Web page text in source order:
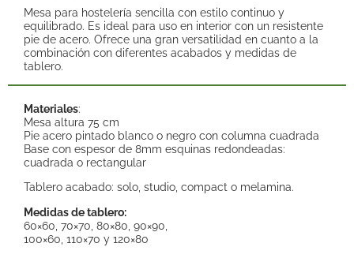
Mesa para hostelería sencilla con estilo continuo y
equilibrado. Es ideal para uso en interior con un resistente
pie de acero. Ofrece una gran versatilidad en cuanto a la
combinación con diferentes acabados y medidas de
tablero.
Materiales:
Mesa altura 75 cm
Pie acero pintado blanco o negro con columna cuadrada
Base con espesor de 8mm esquinas redondeadas:
cuadrada o rectangular
Tablero acabado: solo, studio, compact o melamina.
Medidas de tablero:
60×60, 70×70, 80×80, 90×90,
100×60, 110×70 y 120×80